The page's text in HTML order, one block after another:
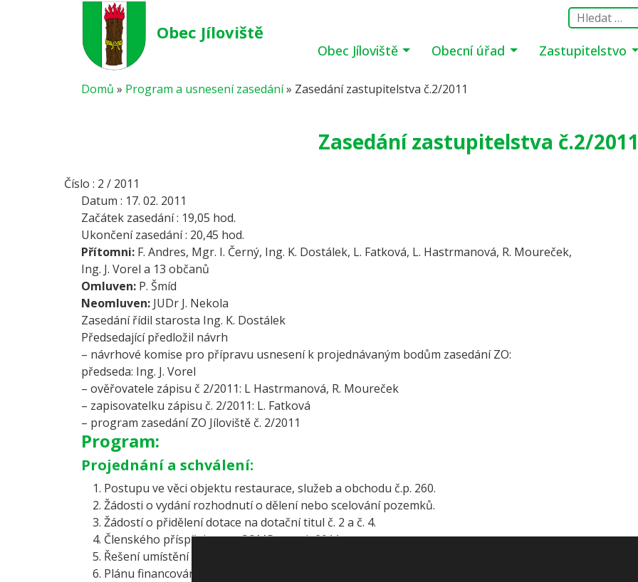
Obec Jíloviště
Obec Jíloviště Obecní úřad Zastupitelstvo
Domů » Program a usnesení zasedání» Zasedání zastupitelstva č.2/2011
Zasedání zastupitelstva č.2/2011
Číslo : 2 / 2011
Datum : 17. 02. 2011
Začátek zasedání : 19,05 hod.
Ukončení zasedání : 20,45 hod.
Přítomni: F. Andres, Mgr. I. Černý, Ing. K. Dostálek, L. Fatková, L. Hastrmanová, R. Moureček,
Ing. J. Vorel a 13 občanů
Omluven: P. Šmíd
Neomluven: JUDr J. Nekola
Zasedání řídil starosta Ing. K. Dostálek
Předsedající předložil návrh
– návrhové komise pro přípravu usnesení k projednávaným bodům zasedání ZO:
předseda: Ing. J. Vorel
– ověřovatele zápisu č 2/2011: L Hastrmanová, R. Moureček
– zapisovatelku zápisu č. 2/2011: L. Fatková
– program zasedání ZO Jíloviště č. 2/2011
Program:
Projednání a schválení:
Postupu ve věci objektu restaurace, služeb a obchodu č.p. 260.
Žádosti o vydání rozhodnutí o dělení nebo scelování pozemků.
Žádostí o přidělení dotace na dotační titul č. 2 a č. 4.
Členského příspěvku pro SOMR na rok 2011.
Řešení umístění skříní pro nn napájení.
Plánu financování obnovy vodovodů a kanalizací,